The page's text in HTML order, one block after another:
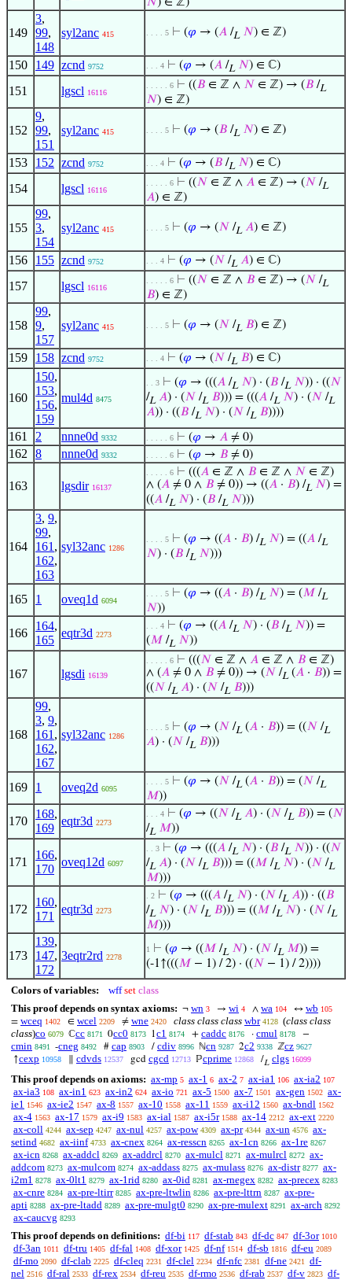
149
3,
99,
148
syl2anc 415 . . . . 5 ⊢ (𝜑 → (𝐴 /L 𝑁) ∈ ℤ)
150 149 zcnd 9752 . . . 4 ⊢ (𝜑 → (𝐴 /L 𝑁) ∈ ℂ)
151 lgscl 16116
. . . . . 6 ⊢ ((𝐵 ∈ ℤ ∧ 𝑁 ∈ ℤ) → (𝐵 /L
𝑁) ∈ ℤ)
152
9,
99,
151
syl2anc 415 . . . . 5 ⊢ (𝜑 → (𝐵 /L 𝑁) ∈ ℤ)
153 152 zcnd 9752 . . . 4 ⊢ (𝜑 → (𝐵 /L 𝑁) ∈ ℂ)
154 lgscl 16116
. . . . . 6 ⊢ ((𝑁 ∈ ℤ ∧ 𝐴 ∈ ℤ) → (𝑁 /L
𝐴) ∈ ℤ)
155
99,
3,
154
syl2anc 415 . . . . 5 ⊢ (𝜑 → (𝑁 /L 𝐴) ∈ ℤ)
156 155 zcnd 9752 . . . 4 ⊢ (𝜑 → (𝑁 /L 𝐴) ∈ ℂ)
157 lgscl 16116
. . . . . 6 ⊢ ((𝑁 ∈ ℤ ∧ 𝐵 ∈ ℤ) → (𝑁 /L
𝐵) ∈ ℤ)
158
99,
9,
157
syl2anc 415 . . . . 5 ⊢ (𝜑 → (𝑁 /L 𝐵) ∈ ℤ)
159 158 zcnd 9752 . . . 4 ⊢ (𝜑 → (𝑁 /L 𝐵) ∈ ℂ)
160
150,
153,
156,
159
mul4d 8475
. . 3 ⊢ (𝜑 → (((𝐴 /L 𝑁) · (𝐵 /L 𝑁)) · ((𝑁
/L 𝐴) · (𝑁 /L 𝐵))) = (((𝐴 /L 𝑁) · (𝑁 /L
𝐴)) · ((𝐵 /L 𝑁) · (𝑁 /L 𝐵))))
161 2 nnne0d 9332 . . . . . 6 ⊢ (𝜑 → 𝐴 ≠ 0)
162 8 nnne0d 9332 . . . . . 6 ⊢ (𝜑 → 𝐵 ≠ 0)
163 lgsdir 16137
. . . . . 6 ⊢ (((𝐴 ∈ ℤ ∧ 𝐵 ∈ ℤ ∧ 𝑁 ∈ ℤ)
∧ (𝐴 ≠ 0 ∧ 𝐵 ≠ 0)) → ((𝐴 · 𝐵) /L 𝑁) =
((𝐴 /L 𝑁) · (𝐵 /L 𝑁)))
164
3, 9,
99,
161 ,
162,
163
syl32anc 1286
. . . . 5 ⊢ (𝜑 → ((𝐴 · 𝐵) /L 𝑁) = ((𝐴 /L
𝑁) · (𝐵 /L 𝑁)))
165 1 oveq1d 6094
. . . . 5 ⊢ (𝜑 → ((𝐴 · 𝐵) /L 𝑁) = (𝑀 /L
𝑁))
166
164,
165
eqtr3d 2273
. . . 4 ⊢ (𝜑 → ((𝐴 /L 𝑁) · (𝐵 /L 𝑁)) =
(𝑀 /L 𝑁))
167 lgsdi 16139
. . . . . 6 ⊢ (((𝑁 ∈ ℤ ∧ 𝐴 ∈ ℤ ∧ 𝐵 ∈ ℤ)
∧ (𝐴 ≠ 0 ∧ 𝐵 ≠ 0)) → (𝑁 /L (𝐴 · 𝐵)) =
((𝑁 /L 𝐴) · (𝑁 /L 𝐵)))
168
99,
3, 9,
161 ,
162,
167
syl32anc 1286
. . . . 5 ⊢ (𝜑 → (𝑁 /L (𝐴 · 𝐵)) = ((𝑁 /L
𝐴) · (𝑁 /L 𝐵)))
169 1 oveq2d 6095
. . . . 5 ⊢ (𝜑 → (𝑁 /L (𝐴 · 𝐵)) = (𝑁 /L
𝑀))
170
168,
169
eqtr3d 2273
. . . 4 ⊢ (𝜑 → ((𝑁 /L 𝐴) · (𝑁 /L 𝐵)) = (𝑁
/L 𝑀))
171
166,
170
oveq12d 6097
. . 3 ⊢ (𝜑 → (((𝐴 /L 𝑁) · (𝐵 /L 𝑁)) · ((𝑁
/L 𝐴) · (𝑁 /L 𝐵))) = ((𝑀 /L 𝑁) · (𝑁 /L
𝑀)))
172
160,
171
eqtr3d 2273
. 2 ⊢ (𝜑 → (((𝐴 /L 𝑁) · (𝑁 /L 𝐴)) · ((𝐵
/L 𝑁) · (𝑁 /L 𝐵))) = ((𝑀 /L 𝑁) · (𝑁 /L
𝑀)))
173
139,
147,
172
3eqtr2rd 2278
1 ⊢ (𝜑 → ((𝑀 /L 𝑁) · (𝑁 /L 𝑀)) =
(-1↑(((𝑀 − 1) / 2) · ((𝑁 − 1) / 2))))
Colors of variables: wff set class
This proof depends on syntax axioms: ¬ wn 3 → wi 4 ∧ wa 104 ↔ wb 105
= wceq 1402 ∈ wcel 2209 ≠ wne 2420 class class class wbr 4128 (class class
class)co 6079 ℂcc 8171 0cc0 8173 1c1 8174 + caddc 8176 · cmul 8178 −
cmin 8491 -cneg 8492 # cap 8903 / cdiv 8996 ℕcn 9287 2c2 9338 ℤcz 9627
↑cexp 10958 cdvds 12537 gcd cgcd 12713 ℙcprime 12868 /L clgs 16099
This proof depends on axioms: ax-mp 5 ax-1 6 ax-2 7 ax-ia1 106 ax-ia2 107
ax-ia3 108 ax-in1 623 ax-in2 624 ax-io 721 ax-5 1500 ax-7 1501 ax-gen 1502 ax-
ie1 1546 ax-ie2 1547 ax-8 1557 ax-10 1558 ax-11 1559 ax-i12 1560 ax-bndl 1562
ax-4 1563 ax-17 1579 ax-i9 1583 ax-ial 1587 ax-i5r 1588 ax-14 2212 ax-ext 2220
ax-coll 4244 ax-sep 4247 ax-nul 4257 ax-pow 4309 ax-pr 4344 ax-un 4576 ax-
setind 4682 ax-iinf 4733 ax-cnex 8264 ax-resscn 8265 ax-1cn 8266 ax-1re 8267
ax-icn 8268 ax-addcl 8269 ax-addrcl 8270 ax-mulcl 8271 ax-mulrcl 8272 ax-
addcom 8273 ax-mulcom 8274 ax-addass 8275 ax-mulass 8276 ax-distr 8277 ax-
i2m1 8278 ax-0lt1 8279 ax-1rid 8280 ax-0id 8281 ax-rnegex 8282 ax-precex 8283
ax-cnre 8284 ax-pre-ltirr 8285 ax-pre-ltwlin 8286 ax-pre-lttrn 8287 ax-pre-
apti 8288 ax-pre-ltadd 8289 ax-pre-mulgt0 8290 ax-pre-mulext 8291 ax-arch 8292
ax-caucvg 8293
This proof depends on definitions: df-bi 117 df-stab 843 df-dc 847 df-3or 1010
df-3an 1011 df-tru 1405 df-fal 1408 df-xor 1425 df-nf 1514 df-sb 1816 df-eu 2089
df-mo 2090 df-clab 2225 df-cleq 2231 df-clel 2234 df-nfc 2381 df-ne 2421
df-
nel 2516 df-ral 2533 df-rex 2534 df-reu 2535 df-rmo 2536 df-rab 2537 df-v 2823 df-